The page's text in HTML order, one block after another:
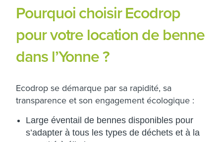
Pourquoi choisir Ecodrop
pour votre location de benne
dans l’Yonne ?
Ecodrop se démarque par sa rapidité, sa
transparence et son engagement écologique :
Large éventail de bennes disponibles pour
s’adapter à tous les types de déchets et à la